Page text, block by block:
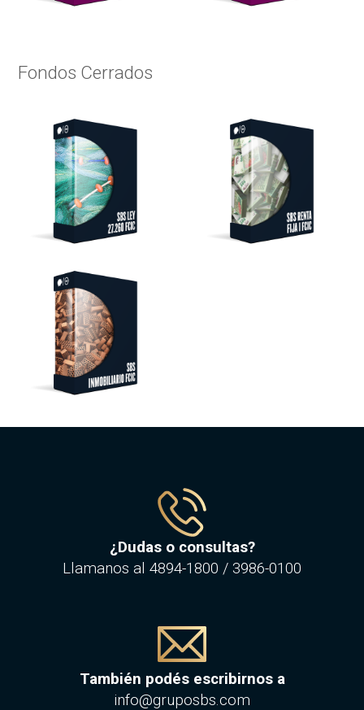
Fondos Cerrados
¿Dudas o consultas?
Llamanos al 4894-1800 / 3986-0100
También podés escribirnos a
info@gruposbs.com